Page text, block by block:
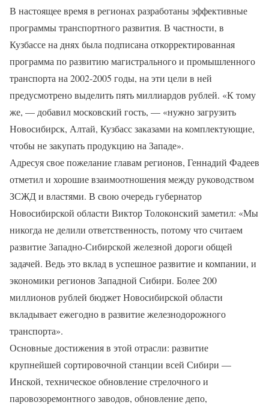
В настоящее время в регионах разработаны эффективные
программы транспортного развития. В частности, в
Кузбассе на днях была подписана откорректированная
программа по развитию магистрального и промышленного
транспорта на 2002-2005 годы, на эти цели в ней
предусмотрено выделить пять миллиардов рублей. «К тому
же, — добавил московский гость, — «нужно загрузить
Новосибирск, Алтай, Кузбасс заказами на комплектующие,
чтобы не закупать продукцию на Западе».
Адресуя свое пожелание главам регионов, Геннадий Фадеев
отметил и хорошие взаимоотношения между руководством
ЗСЖД и властями. В свою очередь губернатор
Новосибирской области Виктор Толоконский заметил: «Мы
никогда не делили ответственность, потому что считаем
развитие Западно-Сибирской железной дороги общей
задачей. Ведь это вклад в успешное развитие и компании, и
экономики регионов Западной Сибири. Более 200
миллионов рублей бюджет Новосибирской области
вкладывает ежегодно в развитие железнодорожного
транспорта».
Основные достижения в этой отрасли: развитие
крупнейшей сортировочной станции всей Сибири —
Инской, техническое обновление стрелочного и
паровозоремонтного заводов, обновление депо,